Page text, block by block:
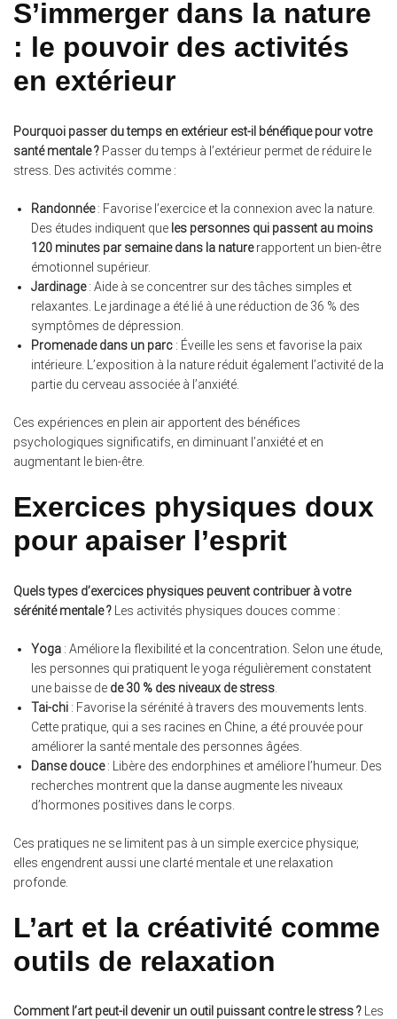
S’immerger dans la nature
: le pouvoir des activités
en extérieur
Pourquoi passer du temps en extérieur est-il bénéfique pour votre
santé mentale ? Passer du temps à l’extérieur permet de réduire le
stress. Des activités comme :
Randonnée: Favorise l’exercice et la connexion avec la nature.
Des études indiquent que les personnes qui passent au moins
120 minutes par semaine dans la naturerapportent un bien-être
émotionnel supérieur.
Jardinage: Aide à se concentrer sur des tâches simples et
relaxantes. Le jardinage a été lié à une réduction de 36 % des
symptômes de dépression.
Promenade dans un parc : Éveille les sens et favorise la paix
intérieure. L’exposition à la nature réduit également l’activité de la
partie du cerveau associée à l’anxiété.
Ces expériences en plein air apportent des bénéfices
psychologiques significatifs, en diminuant l’anxiété et en
augmentant le bien-être.
Exercices physiques doux
pour apaiser l’esprit
Quels types d’exercices physiques peuvent contribuer à votre
sérénité mentale ? Les activités physiques douces comme :
Yoga : Améliore la flexibilité et la concentration. Selon une étude,
les personnes qui pratiquent le yoga régulièrement constatent
une baisse de de 30 % des niveaux de stress
Tai-chi : Favorise la sérénité à travers des mouvements lents.
Cette pratique, qui a ses racines en Chine, a été prouvée pour
améliorer la santé mentale des personnes âgées.
Danse douce: Libère des endorphines et améliore l’humeur. Des
recherches montrent que la danse augmente les niveaux
d’hormones positives dans le corps.
Ces pratiques ne se limitent pas à un simple exercice physique;
elles engendrent aussi une clarté mentale et une relaxation
profonde.
L’art et la créativité comme
outils de relaxation
Comment l’art peut-il devenir un outil puissant contre le stress ? Les